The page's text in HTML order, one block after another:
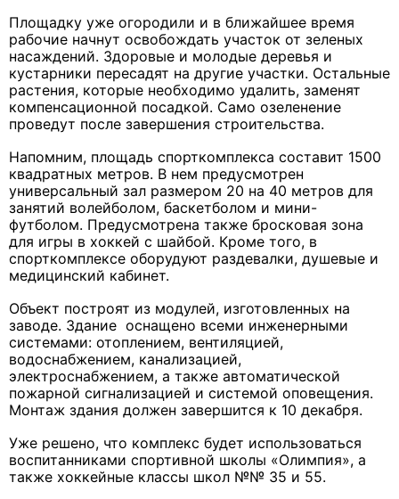
Площадку уже огородили и в ближайшее время
рабочие начнут освобождать участок от зеленых
насаждений. Здоровые и молодые деревья и
кустарники пересадят на другие участки. Остальные
растения, которые необходимо удалить, заменят
компенсационной посадкой. Само озеленение
проведут после завершения строительства.
Напомним, площадь спорткомплекса составит 1500
квадратных метров. В нем предусмотрен
универсальный зал размером 20 на 40 метров для
занятий волейболом, баскетболом и мини-
футболом. Предусмотрена также бросковая зона
для игры в хоккей с шайбой. Кроме того, в
спорткомплексе оборудуют раздевалки, душевые и
медицинский кабинет.
Объект построят из модулей, изготовленных на
заводе. Здание оснащено всеми инженерными
системами: отоплением, вентиляцией,
водоснабжением, канализацией,
электроснабжением, а также автоматической
пожарной сигнализацией и системой оповещения.
Монтаж здания должен завершится к 10 декабря.
Уже решено, что комплекс будет использоваться
воспитанниками спортивной школы «Олимпия», а
также хоккейные классы школ №№ 35 и 55.